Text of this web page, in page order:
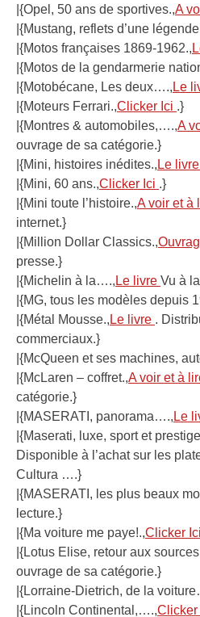
|{Opel, 50 ans de sportives.,A
|{Mustang, reflets d’une
|{Motos françaises 1869-1962.,
|{Motos de la gendarmerie
|{Motobécane, Les deux….,Le
|{Moteurs Ferrari.,Clicker Ici .}
|{Montres & automobiles,….,A
ouvrage de sa catégorie.}
|{Mini, histoires inédites.,Le livre
|{Mini, 60 ans.,Clicker Ici .}
|{Mini toute l’histoire.,A voir et à
internet.}
|{Million Dollar Classics.,
presse.}
|{Michelin à la….,Le livre Vu à
|{MG, tous les modèles depuis
|{Métal Mousse.,Le livre .
commerciaux.}
|{McQueen et ses machines,
|{McLaren – coffret.,A voir et à
catégorie.}
|{MASERATI, panorama….,Le
|{Maserati, luxe, sport et
Disponible à l’achat sur les
Cultura ….}
|{MASERATI, les plus beaux
lecture.}
|{Ma voiture me paye!.,Clicker Ici
|{Lotus Elise, retour aux
ouvrage de sa catégorie.}
|{Lorraine-Dietrich, de la
|{Lincoln Continental,….,Clicker